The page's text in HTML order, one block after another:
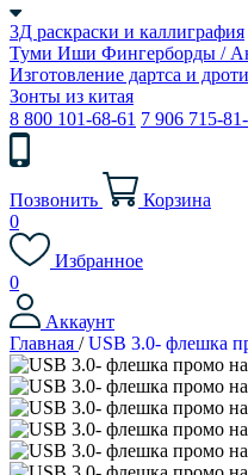
3Д раскраски и каллиграфия
Туми Иши Фингерборды /
Изготовление дартса и
Зонты из китая
8 800 101-68-61 7 906 715-
Позвонить
Корзина
0
Избранное
0
Аккаунт
Главная / USB 3.0- флешка